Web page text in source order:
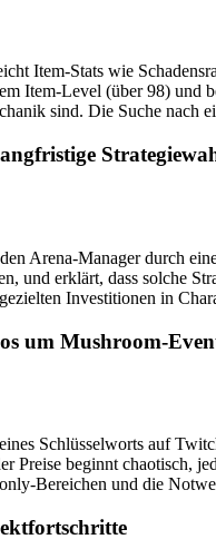
Item-Stats wie
Item-Level (über 98) und
sind. Die Suche nach
Arena-Manager durch
und erklärt, dass solche
Investitionen in
um Mushroom-
Schlüsselworts auf
Preise beginnt
Bereichen und die